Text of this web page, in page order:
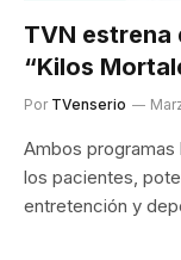
TVN
“Kilos
Por TVenserio
Ambos programas
los pacientes,
entretención y